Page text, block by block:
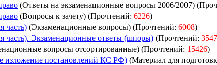
(Ответы на экзаменационные вопросы 2006/2007)
(Вопросы к зачету) (Прочтений: 6226)
часть) (Экзаменационные вопросы) (Прочтений: 6008)
часть). Экзаменационные ответы (шпоры) (Прочтений:
вопросы отсортированные) (Прочтений: 15426)
изложение постановлений КС РФ) (Материал для